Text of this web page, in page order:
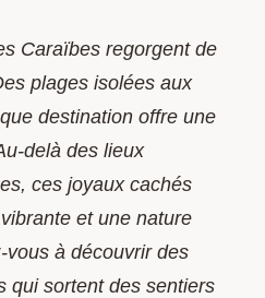
Caraïbes regorgent de
plages isolées aux
destination offre une
delà des lieux
ces joyaux cachés
et une nature
à découvrir des
qui sortent des sentiers